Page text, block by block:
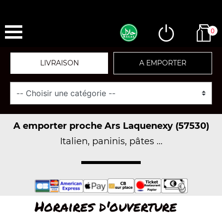
0
LIVRAISON A EMPORTER
A emporter proche Ars Laquenexy (57530)
Italien, paninis, pâtes ...
Horaires d'ouverture